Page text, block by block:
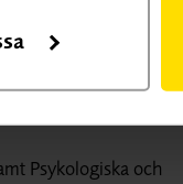
Psykologiska och